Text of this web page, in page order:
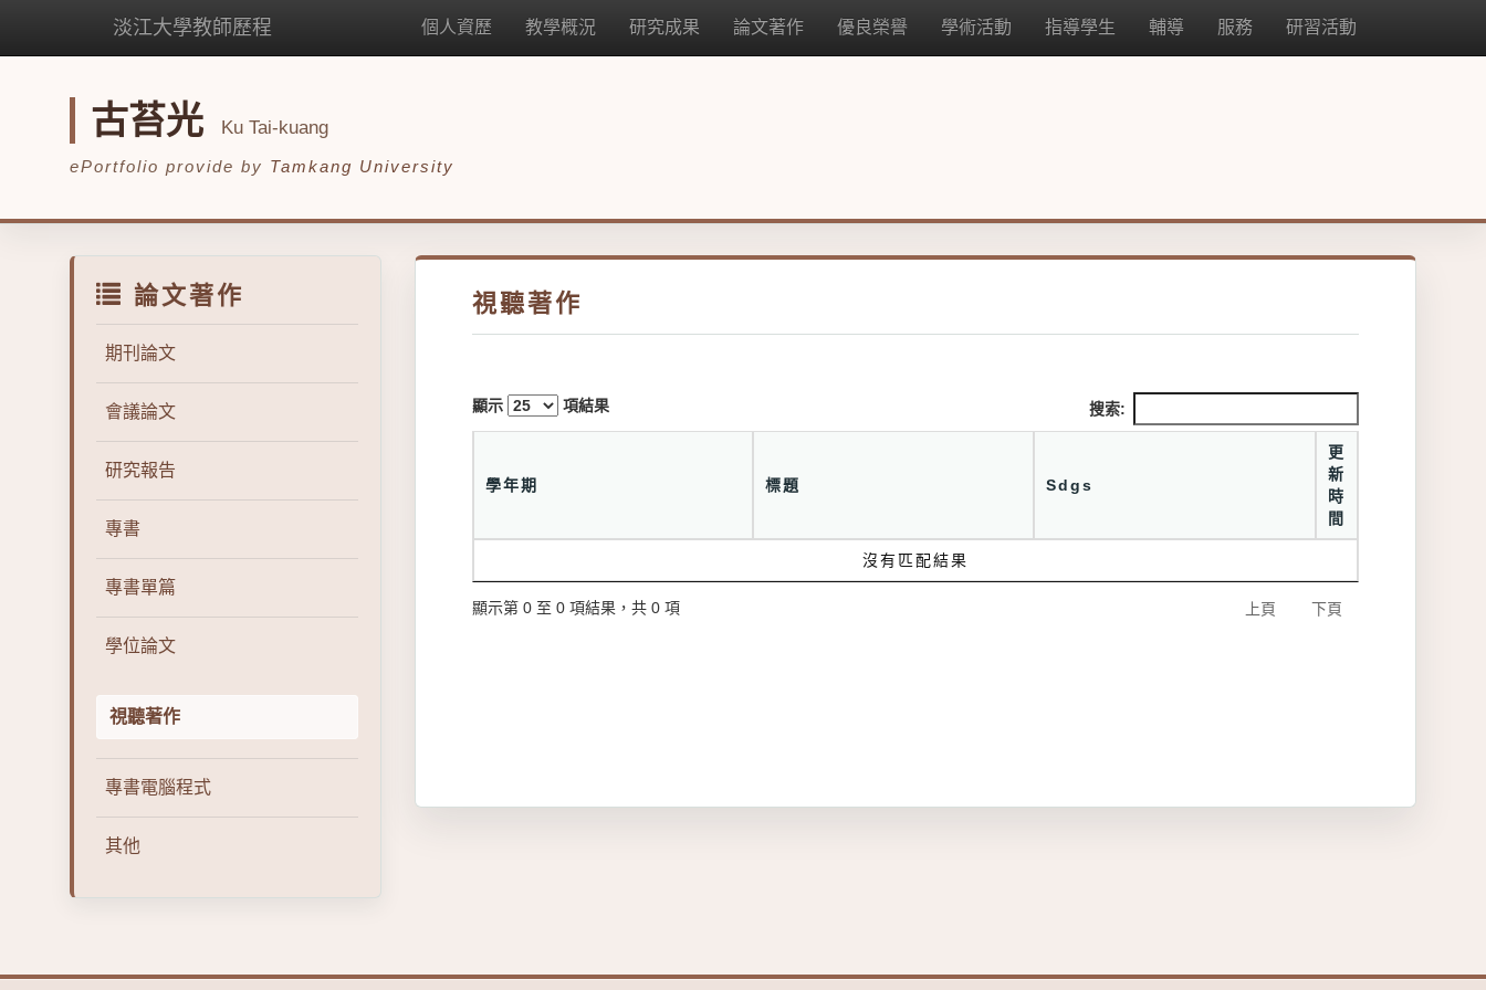
淡江大學教師歷程 個人資歷 教學概況 研究成果 論文著作 優良榮譽 學術活動 指導學生 輔導 服務 研習活動
古苔光 Ku Tai-kuang
ePortfolio provide by Tamkang University
論文著作
期刊論文
會議論文
研究報告
專書
專書單篇
學位論文
視聽著作
專書電腦程式
其他
視聽著作
顯示 項結果 搜索:
學年期 標題 Sdgs
更
新
時
間
沒有匹配結果
顯示第 0 至 0 項結果，共 0 項 上頁 下頁